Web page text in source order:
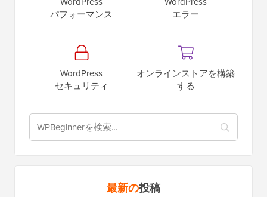
パフォーマンス
エラー
WordPress
セキュリティ
オンラインストアを構築
する
最新の投稿